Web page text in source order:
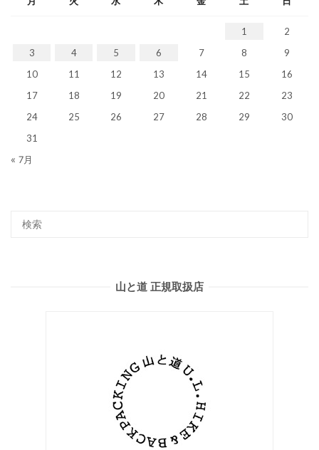
1
2
3
4 5 6 7 8
9
10
11 12 13 14 15
16
17
18 19 20 21 22
23
24
25 26 27 28 29
30
31
« 7月
山と道 正規取扱店